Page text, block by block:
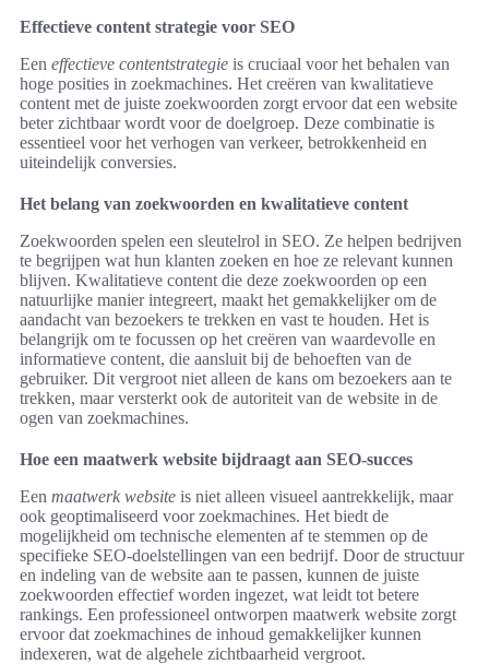
Effectieve content strategie voor SEO
Een effectieve contentstrategie is cruciaal voor het behalen van
hoge posities in zoekmachines. Het creëren van kwalitatieve
content met de juiste zoekwoorden zorgt ervoor dat een website
beter zichtbaar wordt voor de doelgroep. Deze combinatie is
essentieel voor het verhogen van verkeer, betrokkenheid en
uiteindelijk conversies.
Het belang van zoekwoorden en kwalitatieve content
Zoekwoorden spelen een sleutelrol in SEO. Ze helpen bedrijven
te begrijpen wat hun klanten zoeken en hoe ze relevant kunnen
blijven. Kwalitatieve content die deze zoekwoorden op een
natuurlijke manier integreert, maakt het gemakkelijker om de
aandacht van bezoekers te trekken en vast te houden. Het is
belangrijk om te focussen op het creëren van waardevolle en
informatieve content, die aansluit bij de behoeften van de
gebruiker. Dit vergroot niet alleen de kans om bezoekers aan te
trekken, maar versterkt ook de autoriteit van de website in de
ogen van zoekmachines.
Hoe een maatwerk website bijdraagt aan SEO-succes
Een maatwerk website is niet alleen visueel aantrekkelijk, maar
ook geoptimaliseerd voor zoekmachines. Het biedt de
mogelijkheid om technische elementen af te stemmen op de
specifieke SEO-doelstellingen van een bedrijf. Door de structuur
en indeling van de website aan te passen, kunnen de juiste
zoekwoorden effectief worden ingezet, wat leidt tot betere
rankings. Een professioneel ontworpen maatwerk website zorgt
ervoor dat zoekmachines de inhoud gemakkelijker kunnen
indexeren, wat de algehele zichtbaarheid vergroot.